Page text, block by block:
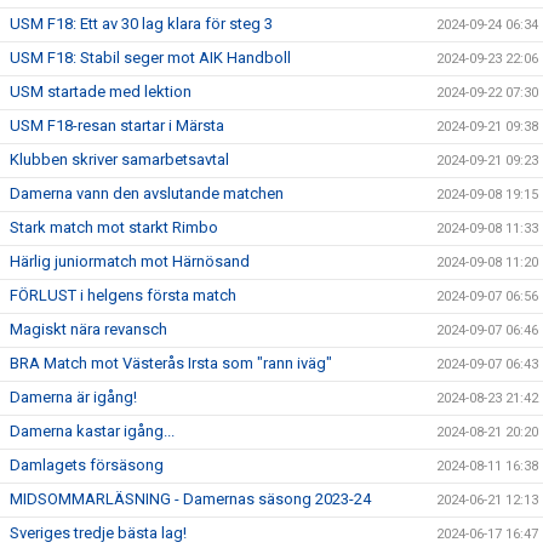
USM F18: Ett av 30 lag klara för steg 3 2024-09-24 06:34
USM F18: Stabil seger mot AIK Handboll 2024-09-23 22:06
USM startade med lektion 2024-09-22 07:30
USM F18-resan startar i Märsta 2024-09-21 09:38
Klubben skriver samarbetsavtal 2024-09-21 09:23
Damerna vann den avslutande matchen 2024-09-08 19:15
Stark match mot starkt Rimbo 2024-09-08 11:33
Härlig juniormatch mot Härnösand 2024-09-08 11:20
FÖRLUST i helgens första match 2024-09-07 06:56
Magiskt nära revansch 2024-09-07 06:46
BRA Match mot Västerås Irsta som "rann iväg" 2024-09-07 06:43
Damerna är igång! 2024-08-23 21:42
Damerna kastar igång... 2024-08-21 20:20
Damlagets försäsong 2024-08-11 16:38
MIDSOMMARLÄSNING - Damernas säsong 2023-24 2024-06-21 12:13
Sveriges tredje bästa lag! 2024-06-17 16:47